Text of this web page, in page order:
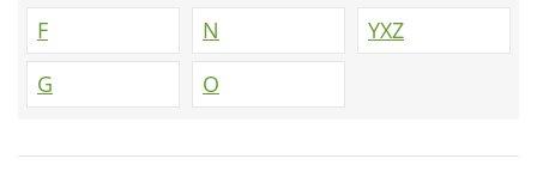
F
G
N
O
YXZ